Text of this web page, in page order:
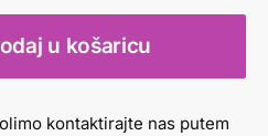
u košaricu
kontaktirajte nas putem